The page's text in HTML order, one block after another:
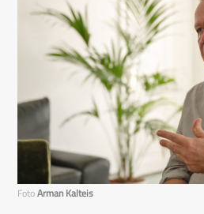
FotoArman Kalteis